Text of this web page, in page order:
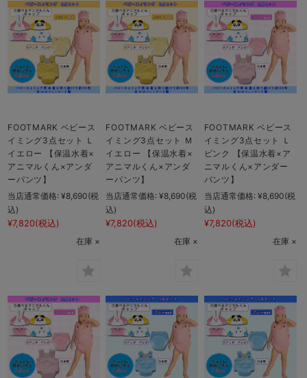
FOOTMARK ベビース
イミング3点セット Ｌ
イエロー 【保温水着×
アニマルくん×アンダ
ーパンツ】
当店通常価格: ¥8,690(税
込)
¥7,820(税込)
在庫 ×
FOOTMARK ベビース
イミング3点セット Ｍ
イエロー 【保温水着×
アニマルくん×アンダ
ーパンツ】
当店通常価格: ¥8,690(税
込)
¥7,820(税込)
在庫 ×
FOOTMARK ベビース
イミング3点セット Ｌ
ピンク 【保温水着×ア
ニマルくん×アンダー
パンツ】
当店通常価格: ¥8,690(税
込)
¥7,820(税込)
在庫 ×